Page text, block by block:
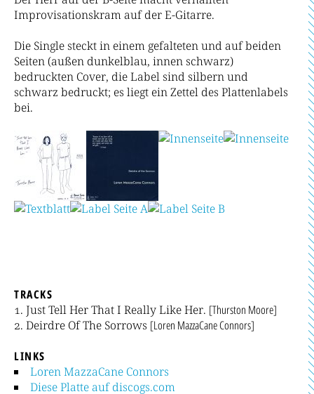
Improvisationskram auf der E-Gitarre.
Die Single steckt in einem gefalteten und auf beiden
Seiten (außen dunkelblau, innen schwarz)
bedruckten Cover, die Label sind silbern und
schwarz bedruckt; es liegt ein Zettel des Plattenlabels
bei.
TRACKS
Just Tell Her That I Really Like Her. [Thurston Moore]
Deirdre Of The Sorrows [Loren MazzaCane Connors]
LINKS
Loren MazzaCane Connors
Diese Platte auf discogs.com